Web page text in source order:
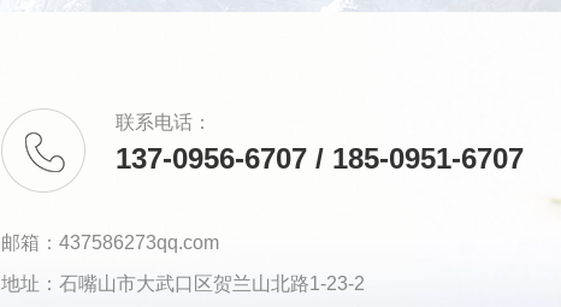
联系电话：
137-0956-6707 / 185-0951-6707
邮箱：437586273qq.com
地址：石嘴山市大武口区贺兰山北路1-23-2